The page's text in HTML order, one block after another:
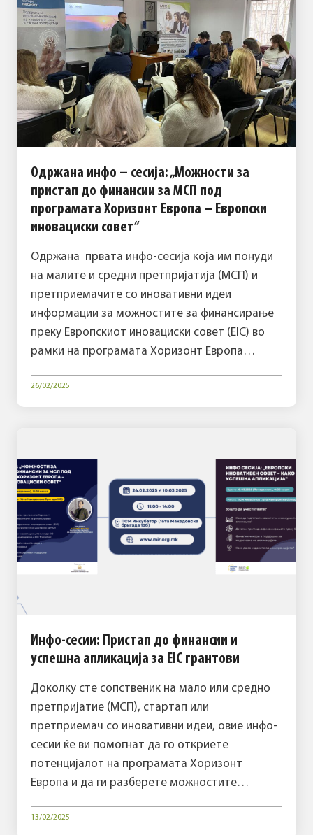
Одржана инфо – сесија: „Можности за
пристап до финансии за МСП под
програмата Хоризонт Европа – Европски
иновациски совет“
Одржана првата инфо-сесија која им понуди
на малите и средни претпријатија (МСП) и
претприемачите со иновативни идеи
информации за можностите за финансирање
преку Европскиот иновациски совет (EIC) во
рамки на програмата Хоризонт Европа…
26/02/2025
Инфо-сесии: Пристап до финансии и
успешна апликација за EIC грантови
Доколку сте сопственик на мало или средно
претпријатие (МСП), стартап или
претприемач со иновативни идеи, овие инфо-
сесии ќе ви помогнат да го откриете
потенцијалот на програмата Хоризонт
Европа и да ги разберете можностите…
13/02/2025